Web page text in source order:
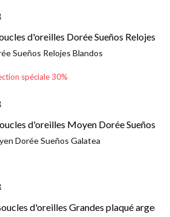
Sueños Relojes Blandos
spéciale 30%
Dorée Sueños Galatea